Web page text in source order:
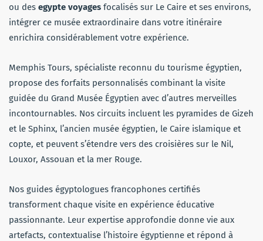
ou des egypte voyages focalisés sur Le Caire et ses environs,
intégrer ce musée extraordinaire dans votre itinéraire
enrichira considérablement votre expérience.
Memphis Tours, spécialiste reconnu du tourisme égyptien,
propose des forfaits personnalisés combinant la visite
guidée du Grand Musée Égyptien avec d’autres merveilles
incontournables. Nos circuits incluent les pyramides de Gizeh
et le Sphinx, l’ancien musée égyptien, le Caire islamique et
copte, et peuvent s’étendre vers des croisières sur le Nil,
Louxor, Assouan et la mer Rouge.
Nos guides égyptologues francophones certifiés
transforment chaque visite en expérience éducative
passionnante. Leur expertise approfondie donne vie aux
artefacts, contextualise l’histoire égyptienne et répond à